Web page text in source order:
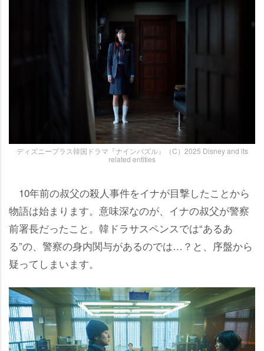
ディズニープラス韓国ドラマ『ナインパズル』（C）2025 Disney and its
related entities
10年前の叔父の殺人事件をイナが目撃したことから
物語は始まります。意味深なのが、イナの叔父が警察
前署長だったこと。韓ドラサスペンスでは“あるあ
る”の、警察の身内関与があるのでは…？と、序盤から
疑ってしまいます。